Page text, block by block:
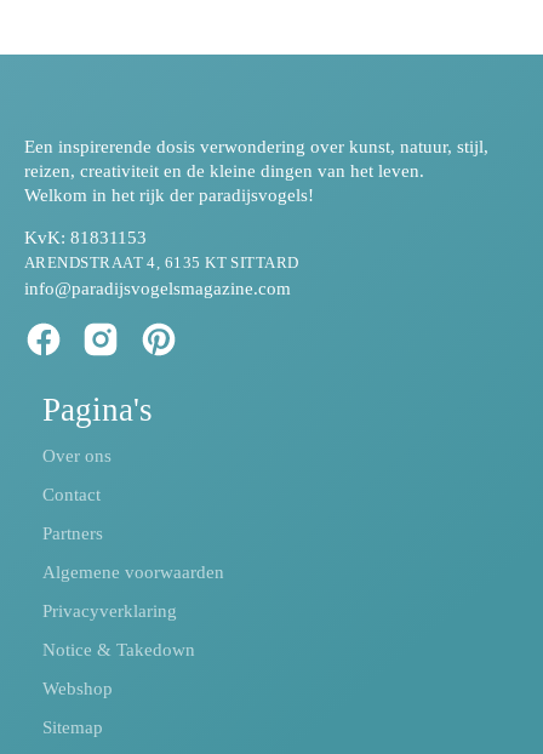
Een inspirerende dosis verwondering over kunst, natuur, stijl,
reizen, creativiteit en de kleine dingen van het leven.
Welkom in het rijk der paradijsvogels!
KvK: 81831153
ARENDSTRAAT 4, 6135 KT SITTARD
info@paradijsvogelsmagazine.com
Pagina's
Over ons
Contact
Partners
Algemene voorwaarden
Privacyverklaring
Notice & Takedown
Webshop
Sitemap